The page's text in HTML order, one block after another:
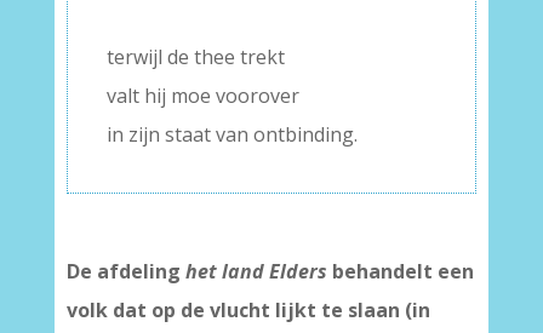
terwijl de thee trekt
valt hij moe voorover
in zijn staat van ontbinding.
De afdeling het land Elders behandelt een
volk dat op de vlucht lijkt te slaan (in